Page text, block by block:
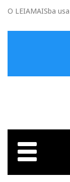
O LEIAMAISba